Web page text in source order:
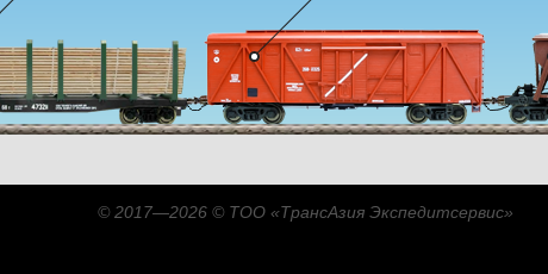
© 2017—2026 © ТОО «ТрансАзия Экспедитсервис»